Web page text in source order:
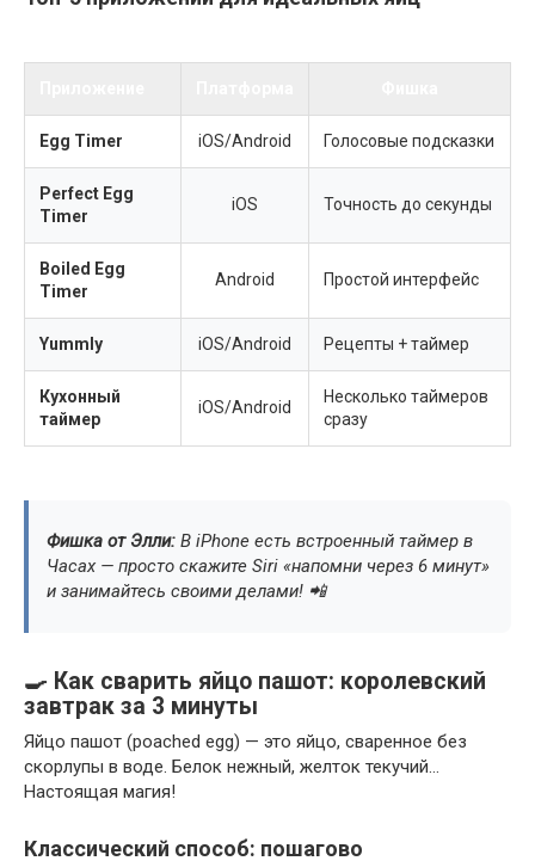
Egg Timer iOS/Android Голосовые подсказки
Perfect Egg
Timer
iOS Точность до секунды
Boiled Egg
Timer
Android Простой интерфейс
Yummly iOS/Android Рецепты + таймер
Кухонный
таймер
iOS/Android
Несколько таймеров
сразу
Фишка от Элли: В iPhone есть встроенный таймер в
Часах — просто скажите Siri «напомни через 6 минут»
и занимайтесь своими делами! 📲
🍳 Как сварить яйцо пашот: королевский
завтрак за 3 минуты
Яйцо пашот (poached egg) — это яйцо, сваренное без
скорлупы в воде. Белок нежный, желток текучий…
Настоящая магия!
Классический способ: пошагово